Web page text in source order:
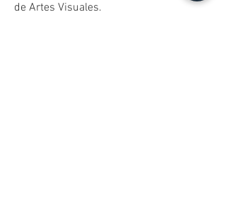
de Artes Visuales.